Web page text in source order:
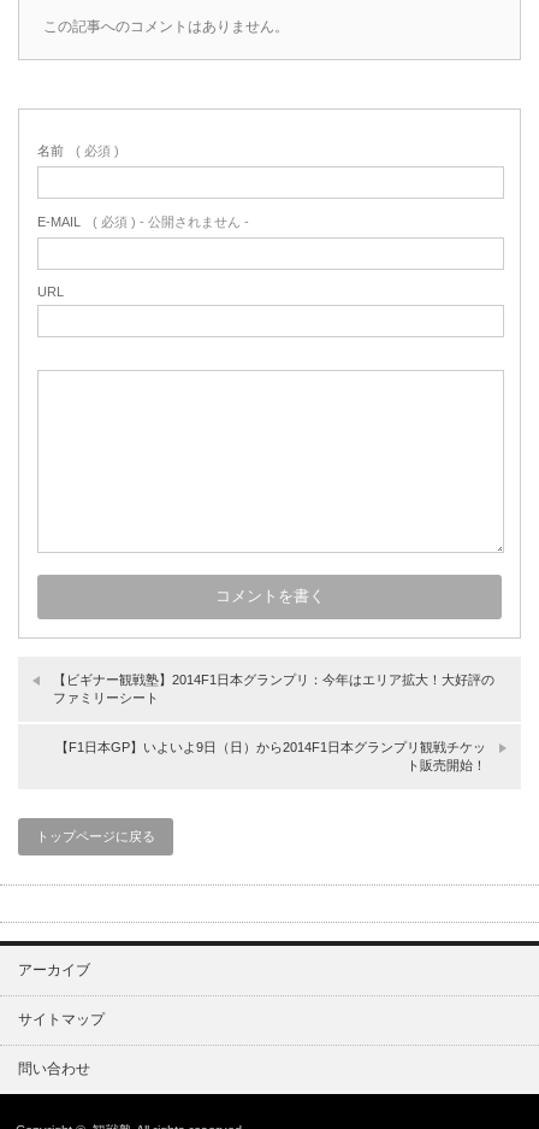
この記事へのコメントはありません。
名前 ( 必須 )
E-MAIL ( 必須 ) - 公開されません -
URL
【ビギナー観戦塾】2014F1日本グランプリ：今年はエリア拡大！大好評の
ファミリーシート
【F1日本GP】いよいよ9日（日）から2014F1日本グランプリ観戦チケッ
ト販売開始！
トップページに戻る
アーカイブ
サイトマップ
問い合わせ